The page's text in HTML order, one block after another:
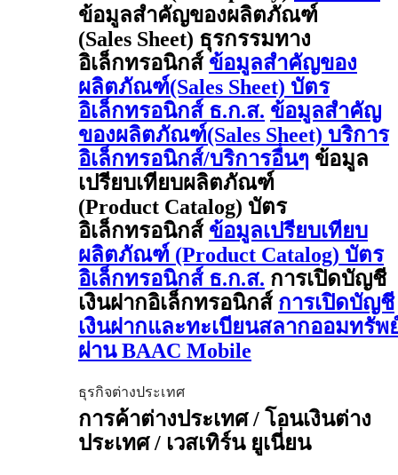
ข้อมูลสำคัญของผลิตภัณฑ์
(Sales Sheet) ธุรกรรมทาง
อิเล็กทรอนิกส์ ข้อมูลสำคัญของ
ผลิตภัณฑ์(Sales Sheet) บัตร
อิเล็กทรอนิกส์ ธ.ก.ส. ข้อมูลสำคัญ
ของผลิตภัณฑ์(Sales Sheet) บริการ
อิเล็กทรอนิกส์/บริการอื่นๆ ข้อมูล
เปรียบเทียบผลิตภัณฑ์
(Product Catalog) บัตร
อิเล็กทรอนิกส์ ข้อมูลเปรียบเทียบ
ผลิตภัณฑ์ (Product Catalog) บัตร
อิเล็กทรอนิกส์ ธ.ก.ส. การเปิดบัญชี
เงินฝากอิเล็กทรอนิกส์ การเปิดบัญชี
เงินฝากและทะเบียนสลากออมทรัพ
ผ่าน BAAC Mobile
ธุรกิจต่างประเทศ
การค้าต่างประเทศ / โอนเงินต่าง
ประเทศ / เวสเทิร์น ยูเนี่ยน